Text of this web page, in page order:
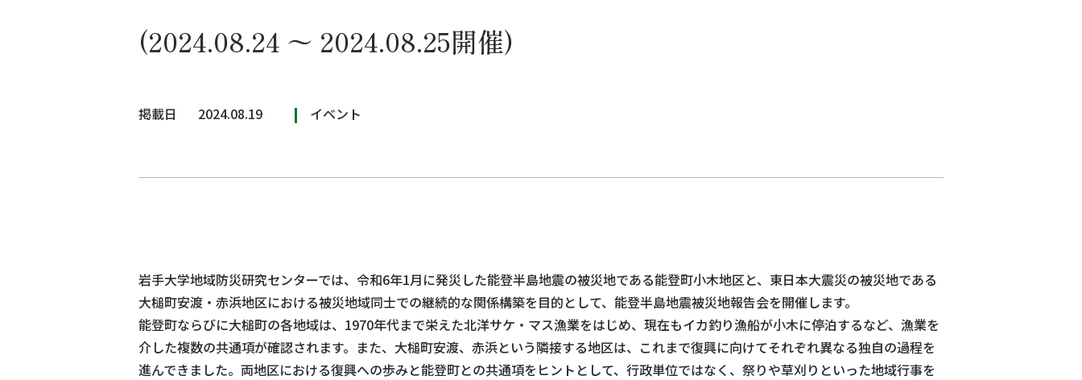
(2024.08.24 〜 2024.08.25開催)
掲載日 2024.08.19 イベント
岩手大学地域防災研究センターでは、令和6年1月に発災した能登半島地震の被災地である能登町小木地区と、東日本大震災の被災地である
大槌町安渡・赤浜地区における被災地域同士での継続的な関係構築を目的として、能登半島地震被災地報告会を開催します。
能登町ならびに大槌町の各地域は、1970年代まで栄えた北洋サケ・マス漁業をはじめ、現在もイカ釣り漁船が小木に停泊するなど、漁業を
介した複数の共通項が確認されます。また、大槌町安渡、赤浜という隣接する地区は、これまで復興に向けてそれぞれ異なる独自の過程を
進んできました。両地区における復興への歩みと能登町との共通項をヒントとして、行政単位ではなく、祭りや草刈りといった地域行事を